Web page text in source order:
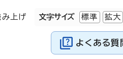
上げ 文字サイズ 標準 拡大
よくある質